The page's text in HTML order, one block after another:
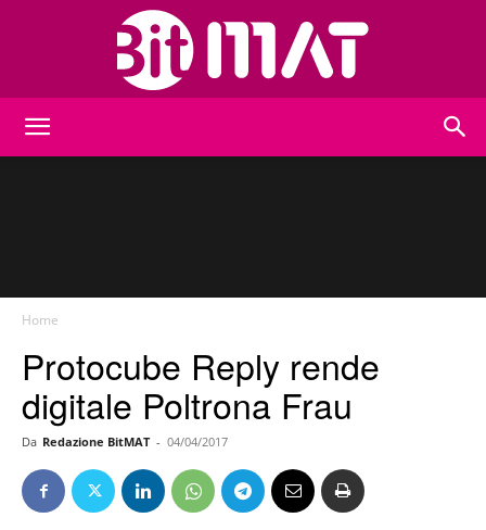
Home
Protocube Reply rende
digitale Poltrona Frau
Da Redazione BitMAT - 04/04/2017